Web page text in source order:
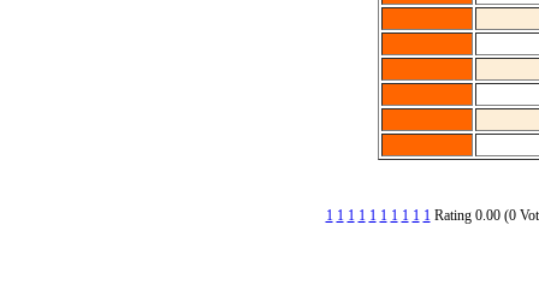
1 1 1 1 1 1 1 1 1 1 Rating 0.00 (0